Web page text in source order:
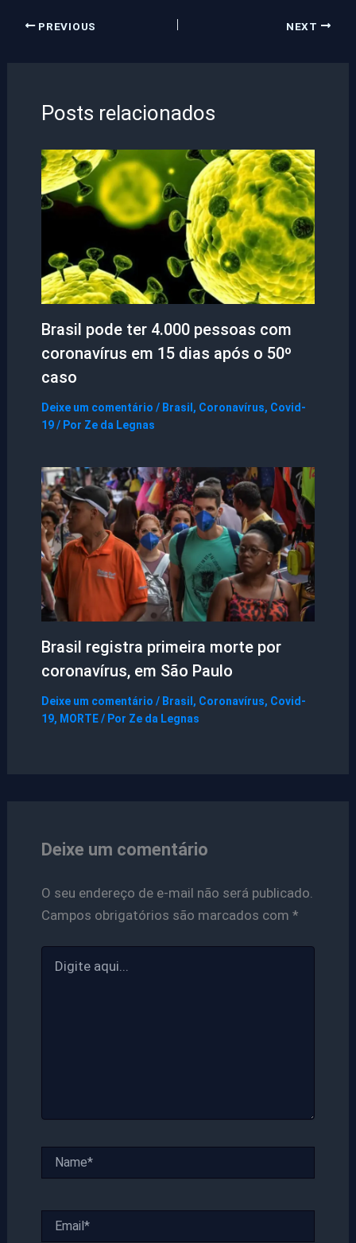
PREVIOUS NEXT
Posts relacionados
Brasil pode ter 4.000 pessoas com
coronavírus em 15 dias após o 50º
caso
Deixe um comentário / Brasil , Coronavírus, Covid-
19/ Por Ze da Legnas
Brasil registra primeira morte por
coronavírus, em São Paulo
Deixe um comentário / Brasil , Coronavírus, Covid-
19, MORTE/ Por Ze da Legnas
Deixe um comentário
O seu endereço de e-mail não será publicado.
Campos obrigatórios são marcados com *
aqui...